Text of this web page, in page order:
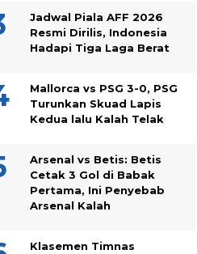
Jadwal Piala AFF 2026
Resmi Dirilis, Indonesia
Hadapi Tiga Laga Berat
Mallorca vs PSG 3-0, PSG
Turunkan Skuad Lapis
Kedua lalu Kalah Telak
Arsenal vs Betis: Betis
Cetak 3 Gol di Babak
Pertama, Ini Penyebab
Arsenal Kalah
Klasemen Timnas